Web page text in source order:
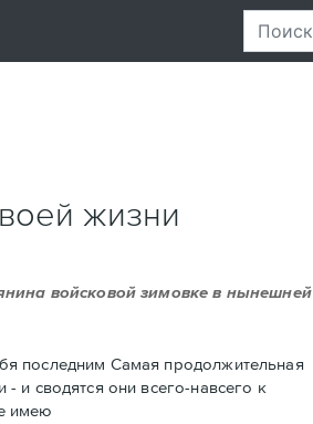
жизни
войсковой зимовке в нынешней
последним Самая продолжительная
и сводятся они всего-навсего к
имею